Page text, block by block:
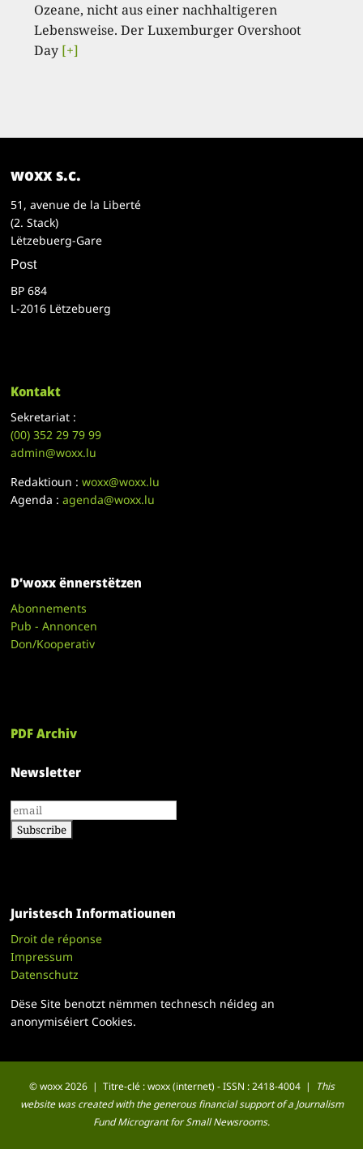
Ozeane, nicht aus einer nachhaltigeren
Lebensweise. Der Luxemburger Overshoot
Day [+]
woxx s.c.
51, avenue de la Liberté
(2. Stack)
Lëtzebuerg-Gare
Post
BP 684
L-2016 Lëtzebuerg
Kontakt
Sekretariat :
(00)352 29 79 99
admin@woxx.lu
Redaktioun :woxx@woxx.lu
Agenda :agenda@woxx.lu
D’woxx ënnerstëtzen
Abonnements
Pub - Annoncen
Don/Kooperativ
PDF Archiv
Newsletter
Juristesch Informatiounen
Droit de réponse
Impressum
Datenschutz
Dëse Site benotzt nëmmen technesch néideg an
anonymiséiert Cookies.
© woxx 2026 | Titre-clé : woxx (internet) - ISSN : 2418-4004 |
This
website was created with the generous financial support of a Journalism
Fund Microgrant for Small Newsrooms.